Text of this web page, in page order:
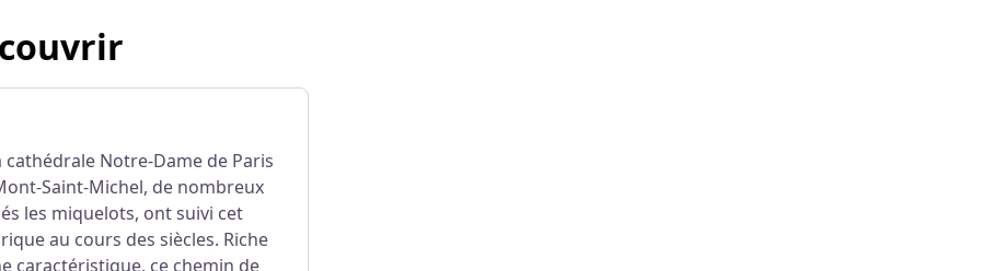
cathédrale Notre-Dame de Paris
Saint-Michel, de nombreux
les miquelots, ont suivi cet
au cours des siècles. Riche
caractéristique, ce chemin de